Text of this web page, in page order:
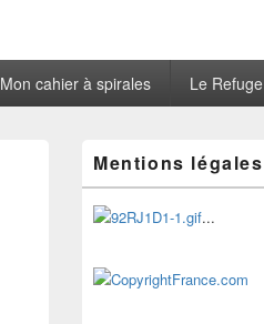
Mon cahier à spirales Le Refuge
principale
de
widget
pour
barre
latérale
Mentions légales
...